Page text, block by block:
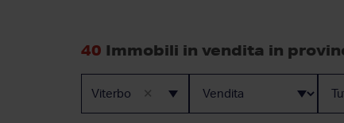
40 Immobili in vendita in
×
Viterbo